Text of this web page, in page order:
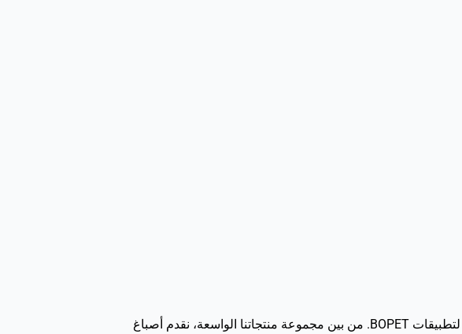
لقد أدى التزامنا بالابتكار والتميز في صناعة الأصبغة البلاستيكية إلى تطوير حلول مخصصة مصممة خصيصًا لتطبيقات BOPET. من بين مجموعة منتجاتنا الواسعة، نقدم أصباغ